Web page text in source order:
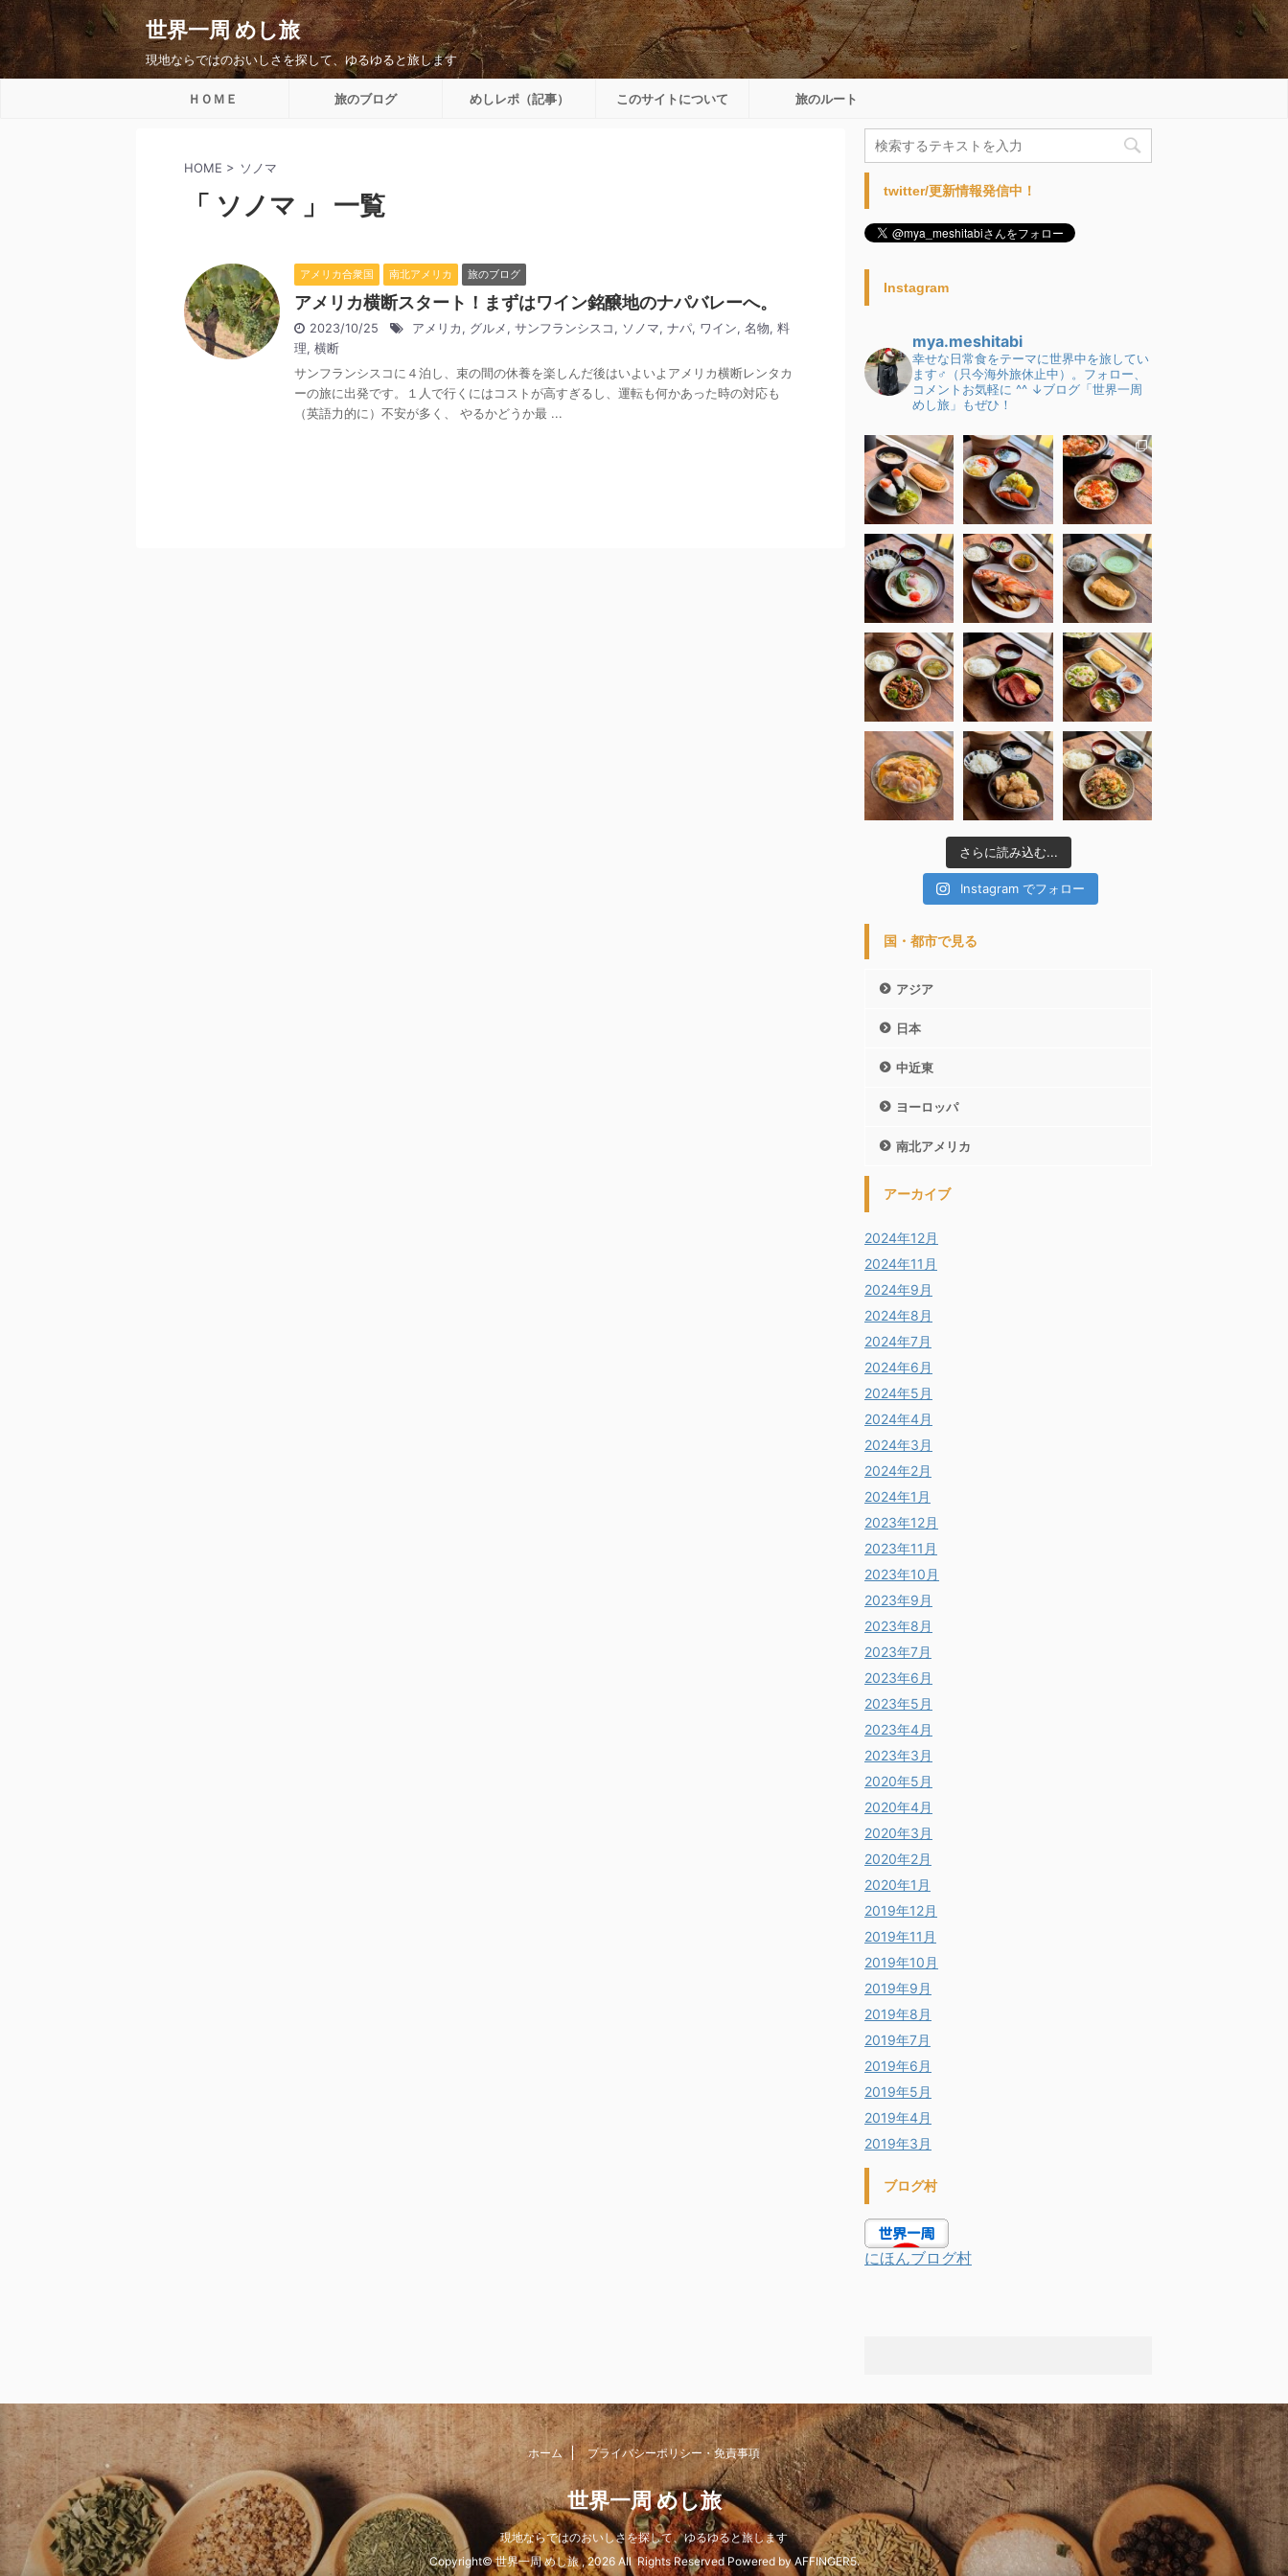
世界一周 めし旅
現地ならではのおいしさを探して、ゆるゆると旅します
ＨＯＭＥ 旅のブログ めしレポ（記事） このサイトについて 旅のルート
HOME > ソノマ
「 ソノマ 」 一覧
アメリカ合衆国 南北アメリカ 旅のブログ
アメリカ横断スタート！まずはワイン銘醸地のナパバレーへ。
2023/10/25 アメリカ , グルメ , サンフランシスコ , ソノマ, ナパ, ワイン, 名物, 料
理, 横断
サンフランシスコに４泊し、束の間の休養を楽しんだ後はいよいよアメリカ横断レンタカ
ーの旅に出発です。１人で行くにはコストが高すぎるし、運転も何かあった時の対応も
（英語力的に）不安が多く、 やるかどうか最 ...
twitter/更新情報発信中！
Instagram
mya.meshitabi
幸せな日常食をテーマに世界中を旅してい
ます♂（只今海外旅休止中）。フォロー、
コメントお気軽に ^^ ↓ブログ「世界一周
めし旅」もぜひ！
さらに読み込む...
Instagram でフォロー
国・都市で見る
アジア
日本
中近東
ヨーロッパ
南北アメリカ
アーカイブ
2024年12月
2024年11月
2024年9月
2024年8月
2024年7月
2024年6月
2024年5月
2024年4月
2024年3月
2024年2月
2024年1月
2023年12月
2023年11月
2023年10月
2023年9月
2023年8月
2023年7月
2023年6月
2023年5月
2023年4月
2023年3月
2020年5月
2020年4月
2020年3月
2020年2月
2020年1月
2019年12月
2019年11月
2019年10月
2019年9月
2019年8月
2019年7月
2019年6月
2019年5月
2019年4月
2019年3月
ブログ村
にほんブログ村
ホーム プライバシーポリシー・免責事項
世界一周 めし旅
現地ならではのおいしさを探して、ゆるゆると旅します
Copyright© 世界一周 めし旅 , 2026 All Rights Reserved Powered byAFFINGER5.